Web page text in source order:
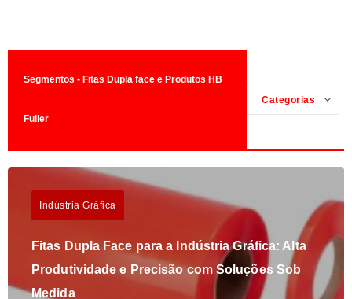
Segmentos - Fitas Dupla face e Produtos HB
Fuller
Categorias
Indústria Gráfica
Fitas Dupla Face para a Indústria Gráfica: Alta
Produtividade e Precisão com Soluções Sob
Medida